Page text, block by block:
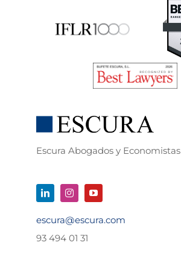
Escura Abogados y Economistas
escura@escura.com
93 494 01 31